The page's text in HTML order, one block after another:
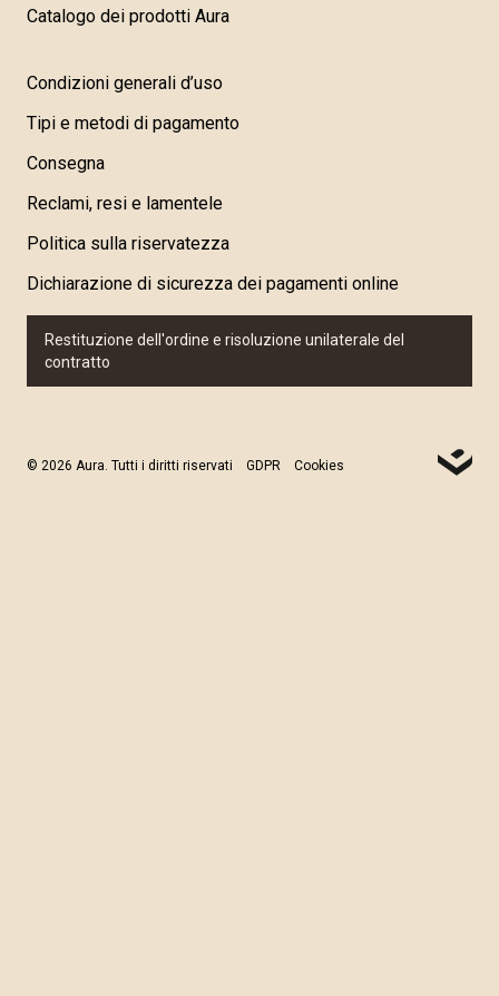
Catalogo dei prodotti Aura
Condizioni generali d’uso
Tipi e metodi di pagamento
Consegna
Reclami, resi e lamentele
Politica sulla riservatezza
Dichiarazione di sicurezza dei pagamenti online
Restituzione dell'ordine e risoluzione unilaterale del
contratto
© 2026 Aura. Tutti i diritti riservati GDPR Cookies